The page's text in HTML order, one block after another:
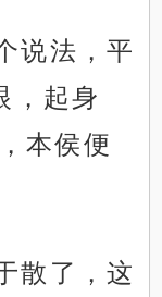
说法，平
，起身
本侯便
散了，这